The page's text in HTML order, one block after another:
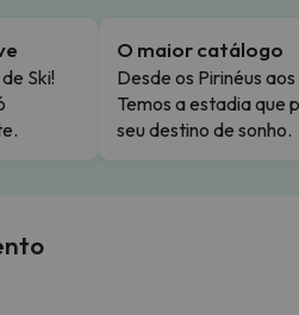
Ski!
O maior catálogo
Desde os Pirinéus
Temos a estadia que
seu destino de sonho.